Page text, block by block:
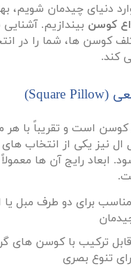
دنیای چیدمان شویم،
کوسن بیندازیم.
کوسن ها، شما را در
کند.
(Square Pillow)
کوسن است و تقریباً با هر
نیز یکی از انتخاب های
ابعاد رایج آن ها معمولاً
.
مناسب برای دو طرف مبل یا
قابل ترکیب با کوسن های
تنوع بصری